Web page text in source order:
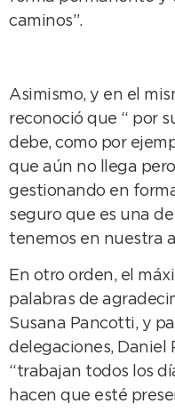
caminos”.
Asimismo, y en el
reconoció que “ por
debe, como por
que aún no llega
gestionando en
seguro que es una
tenemos en nuestra
En otro orden, el
palabras de
Susana Pancotti, y
delegaciones, Daniel
“trabajan todos los
hacen que esté